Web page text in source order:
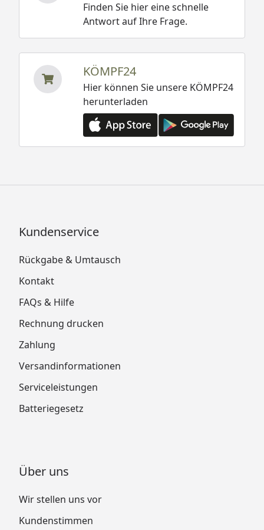
Finden Sie hier eine schnelle
Antwort auf Ihre Frage.
KÖMPF24
Hier können Sie unsere KÖMPF24
herunterladen
Kundenservice
Rückgabe & Umtausch
Kontakt
FAQs & Hilfe
Rechnung drucken
Zahlung
Versandinformationen
Serviceleistungen
Batteriegesetz
Über uns
Wir stellen uns vor
Kundenstimmen